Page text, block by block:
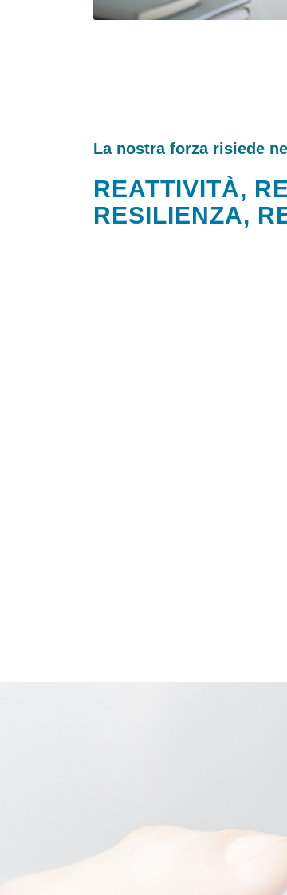
La nostra forza risiede
REATTIVITÀ,
RESILIENZA,